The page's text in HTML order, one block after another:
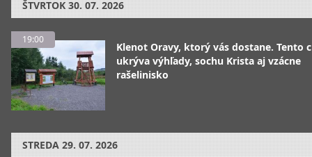
ŠTVRTOK 30. 07. 2026
19:00
Klenot Oravy, ktorý vás dostane. Tento
ukrýva výhľady, sochu Krista aj vzácne
rašelinisko
STREDA 29. 07. 2026